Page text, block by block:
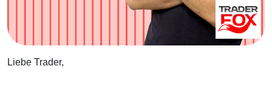
Liebe Trader,